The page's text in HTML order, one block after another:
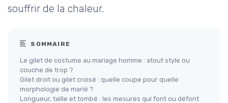
souffrir de la chaleur.
SOMMAIRE
Le gilet de costume au mariage homme : atout style ou
couche de trop ?
Gilet droit ou gilet croisé : quelle coupe pour quelle
morphologie de marié ?
Longueur, taille et tombé : les mesures qui font ou défont